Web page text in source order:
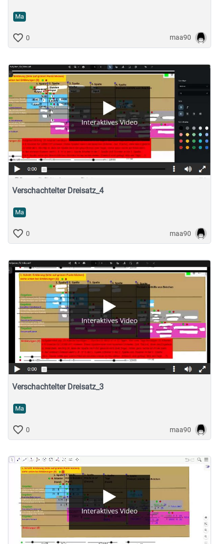
Ma
0 maa90
Verschachtelter Dreisatz_4
Ma
0 maa90
Verschachtelter Dreisatz_3
Ma
0 maa90